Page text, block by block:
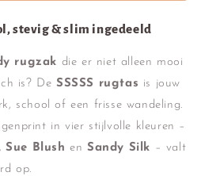
stevig & slim ingedeeld
rugzak die er niet alleen mooi
is? DeSSSSS rugtas is jouw
school of een frisse wandeling.
in vier stijlvolle kleuren –
Sue Blush enSandy Silk – valt
op.